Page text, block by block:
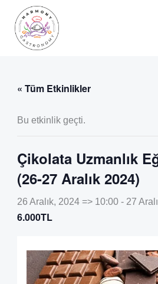
İçeriğe
« Tüm Etkinlikler
Bu etkinlik geçti.
Çikolata Uzmanlık
(26-27 Aralık 2024)
26 Aralık, 2024 => 10:00- 27
6.000TL